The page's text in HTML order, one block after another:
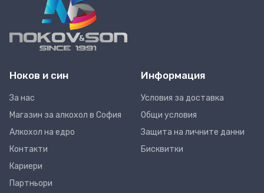
Ноков и син
За нас
Магазин за алкохол в София
Алкохол на едро
Контакти
Кариери
Партньори
Информация
Условия за доставка
Общи условия
Защита на личните данни
Бисквитки